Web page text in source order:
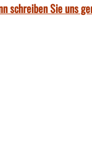
schreiben Sie uns